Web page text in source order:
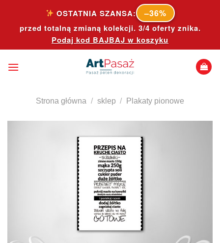
content
OSTATNIA SZANSA: –36%
przed totalną zmianą kolekcji. 3/4 oferty znika.
Podaj kod BAJBAJ w koszyku
Strona główna / sklep / Plakaty pionowe